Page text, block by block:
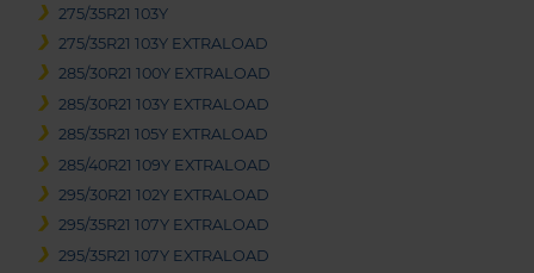
275/35R21 103Y
275/35R21 103Y EXTRALOAD
285/30R21 100Y EXTRALOAD
285/30R21 103Y EXTRALOAD
285/35R21 105Y EXTRALOAD
285/40R21 109Y EXTRALOAD
295/30R21 102Y EXTRALOAD
295/35R21 107Y EXTRALOAD
295/35R21 107Y EXTRALOAD